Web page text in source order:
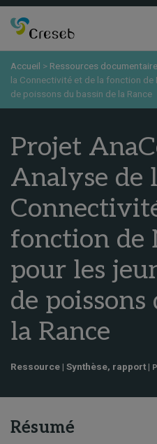
Accueil > Ressources
la Connectivité et de la fonction
de poissons du bassin de la Rance
Projet
Analyse de
fonction de
pour les
de poissons
la Rance
Ressource | Synthèse, rapport |
Résumé